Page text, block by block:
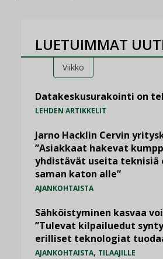
LUETUIMMAT
Viikko
Datakeskusurakointi on
LEHDEN ARTIKKELIT
Jarno Hacklin Cervin
”Asiakkaat hakevat
yhdistävät useita teknisiä
saman katon alle”
AJANKOHTAISTA
Sähköistyminen kasvaa
”Tulevat kilpailuedut
erilliset teknologiat
AJANKOHTAISTA, TILAAJILLE